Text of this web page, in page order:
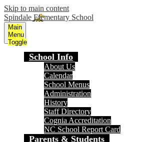
Skip to main content
Spindale Elementary School
Main
Menu
Toggle
School Info
About Us
Calendar
School Menus
Administration
History
Staff Directory
Cognia Accreditation
NC School Report Card
Parents & Students